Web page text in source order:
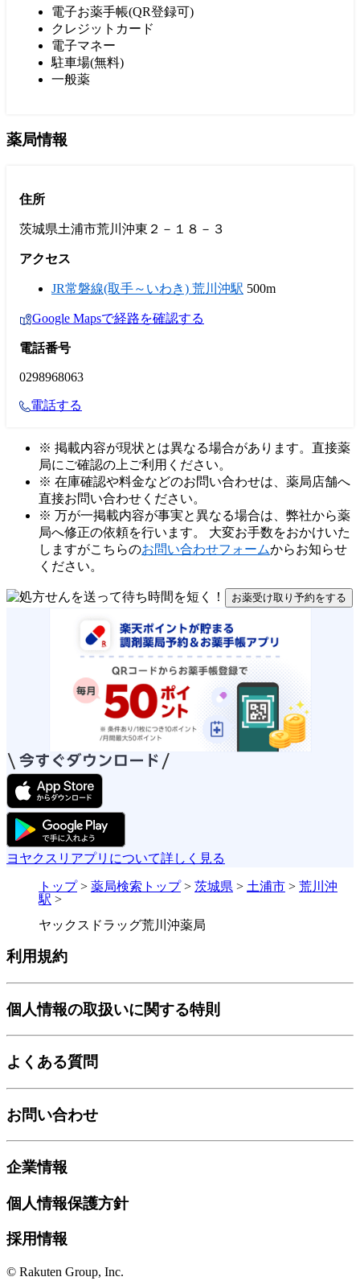
電子お薬手帳(QR登録可)
クレジットカード
電子マネー
駐車場(無料)
一般薬
薬局情報
住所
茨城県土浦市荒川沖東２－１８－３
アクセス
JR常磐線(取手～いわき) 荒川沖駅 500m
Google Mapsで経路を確認する
電話番号
0298968063
電話する
※ 掲載内容が現状とは異なる場合があります。直接薬
局にご確認の上ご利用ください。
※ 在庫確認や料金などのお問い合わせは、薬局店舗へ
直接お問い合わせください。
※ 万が一掲載内容が事実と異なる場合は、弊社から薬
局へ修正の依頼を行います。 大変お手数をおかけいた
しますがこちらのお問い合わせフォームからお知らせ
ください。
お薬受け取り予約をする
ヨヤクスリアプリについて詳しく見る
トップ> 薬局検索トップ> 茨城県 > 土浦市 > 荒川沖
駅 >
ヤックスドラッグ荒川沖薬局
利用規約
個人情報の取扱いに関する特則
よくある質問
お問い合わせ
企業情報
個人情報保護方針
採用情報
© Rakuten Group, Inc.